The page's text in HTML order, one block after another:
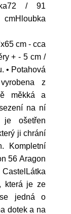
/ 91
cm - cca
+ - 5 cm /
• Potahová
z
měkká a
na ní
je ošetřen
ji chrání
Kompletní
56 Aragon
která je ze
jedná o
dotek a na